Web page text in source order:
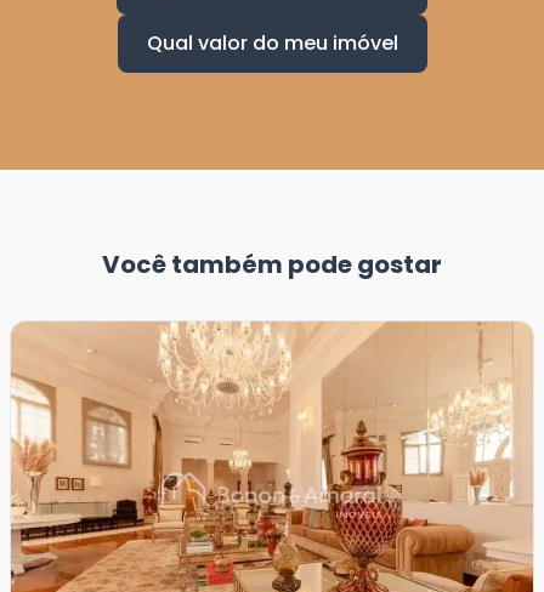
Qual valor do meu imóvel
Você também pode gostar